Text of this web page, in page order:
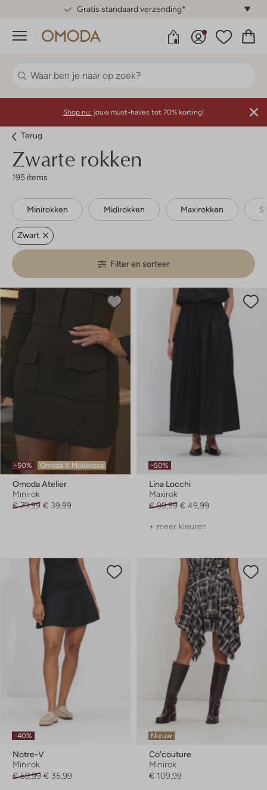
Gratis standaard verzending*
Menu
Shop nu: jouw must-haves tot 70% korting!
Terug
Zwarte rokken
195 items
Minirokken Midirokken Maxirokken
Zwart
Filter en sorteer
-50% Omoda X Moderosa
Omoda Atelier
Minirok
€ 79,99 € 39,99
-50%
Lina Locchi
Maxirok
€ 99,99 € 49,99
+ meer kleuren
-40%
Notre-V
Minirok
€ 59,99 € 35,99
Nieuw
Co'couture
Minirok
€ 109,99